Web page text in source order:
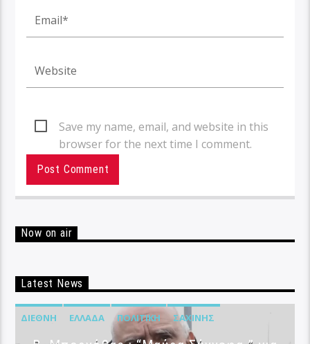
Save my name, email, and website in this
browser for the next time I comment.
Now on air
Latest News
ΔΙΕΘΝΉ ΕΛΛΆΔΑ ΠΟΛΙΤΙΚΉ ΣΑΧΊΝΗΣ